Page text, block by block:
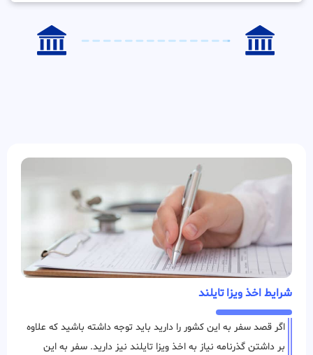
شرایط اخذ ویزا تایلند
اگر قصد سفر به این کشور را دارید باید توجه داشته باشید که علاوه
بر داشتن گذرنامه نیاز به اخذ ویزا تایلند نیز دارید. سفر به این